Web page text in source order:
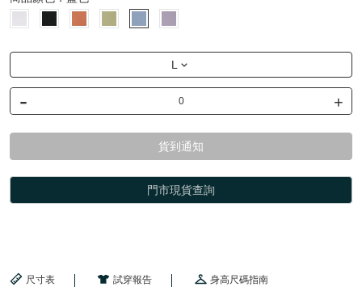
L
- +
貨到通知
門市現貨查詢
尺寸表 試穿報告 身高尺碼指南